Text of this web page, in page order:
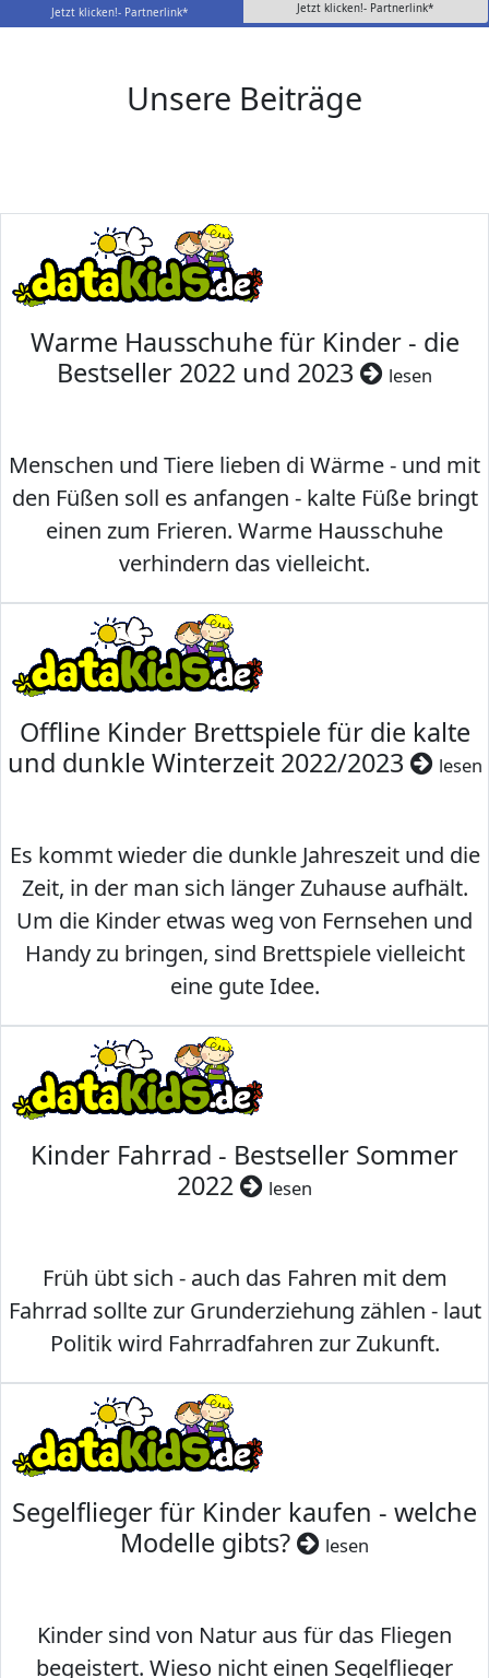
Jetzt klicken!- Partnerlink* Jetzt klicken!- Partnerlink*
Unsere Beiträge
Warme Hausschuhe für Kinder - die
Bestseller 2022 und 2023
lesen
Menschen und Tiere lieben di Wärme - und mit
den Füßen soll es anfangen - kalte Füße bringt
einen zum Frieren. Warme Hausschuhe
verhindern das vielleicht.
Offline Kinder Brettspiele für die kalte
und dunkle Winterzeit 2022/2023
lesen
Es kommt wieder die dunkle Jahreszeit und die
Zeit, in der man sich länger Zuhause aufhält.
Um die Kinder etwas weg von Fernsehen und
Handy zu bringen, sind Brettspiele vielleicht
eine gute Idee.
Kinder Fahrrad - Bestseller Sommer
2022
lesen
Früh übt sich - auch das Fahren mit dem
Fahrrad sollte zur Grunderziehung zählen - laut
Politik wird Fahrradfahren zur Zukunft.
Segelflieger für Kinder kaufen - welche
Modelle gibts?
lesen
Kinder sind von Natur aus für das Fliegen
begeistert. Wieso nicht einen Segelflieger